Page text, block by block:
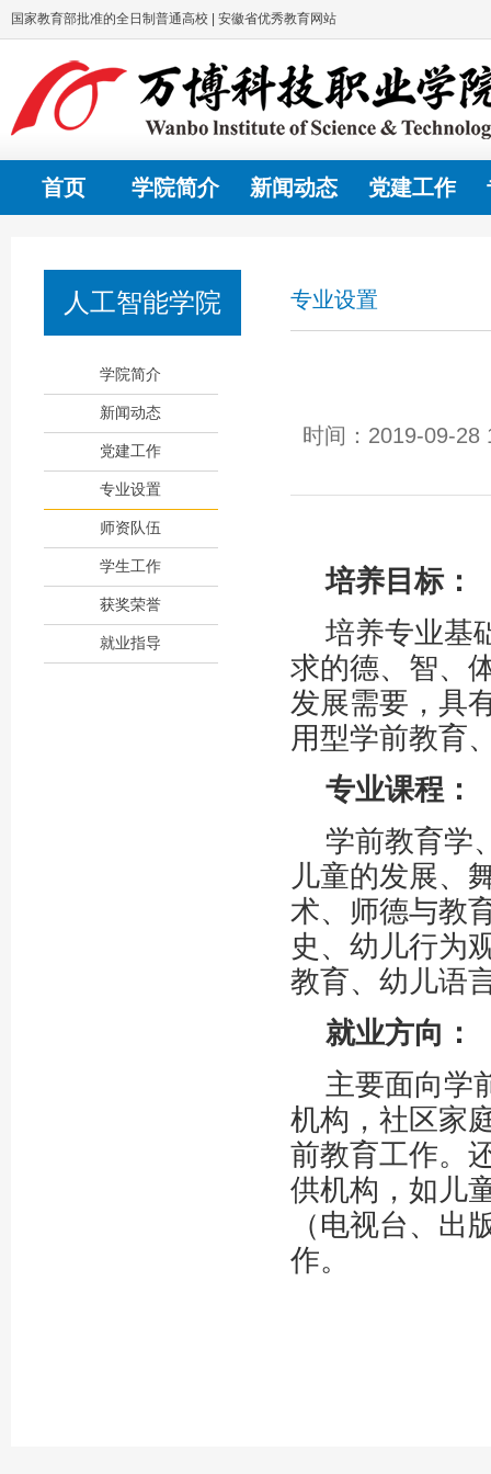
国家教育部批准的全日制普通高校 | 安徽省优秀教育网站
首页 学院简介 新闻动态 党建工作
人工智能学院
学院简介
新闻动态
党建工作
专业设置
师资队伍
学生工作
获奖荣誉
就业指导
专业设置
时间：2019-09-
培养目标：
培养专业基
求的德、智、
发展需要，具
用型学前教育
专业课程：
学前教育学
儿童的发展、
术、师德与教
史、幼儿行为
教育、幼儿语
就业方向：
主要面向学
机构，社区家
前教育工作。
供机构，如儿
（电视台、出
作。